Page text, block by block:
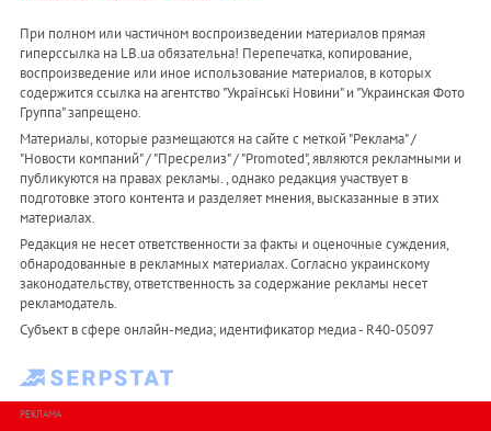
При полном или частичном воспроизведении материалов прямая
гиперссылка на LB.ua обязательна! Перепечатка, копирование,
воспроизведение или иное использование материалов, в которых
содержится ссылка на агентство "Українськi Новини" и "Украинская Фото
Группа" запрещено.
Материалы, которые размещаются на сайте с меткой "Реклама" /
"Новости компаний" / "Пресрелиз" / "Promoted", являются рекламными и
публикуются на правах рекламы. , однако редакция участвует в
подготовке этого контента и разделяет мнения, высказанные в этих
материалах.
Редакция не несет ответственности за факты и оценочные суждения,
обнародованные в рекламных материалах. Согласно украинскому
законодательству, ответственность за содержание рекламы несет
рекламодатель.
Субъект в сфере онлайн-медиа; идентификатор медиа - R40-05097
РЕКЛАМА